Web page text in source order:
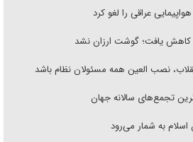
عراقی را لغو کرد
نصب العین همه مسئولان نظام باشد
تجمع‌های سالانه جهان
به شمار می‌رود